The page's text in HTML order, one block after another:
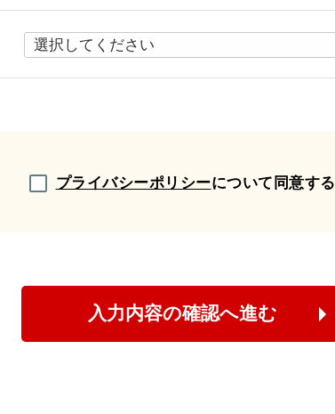
プライバシーポリシーについて同意する
入力内容の確認へ進む